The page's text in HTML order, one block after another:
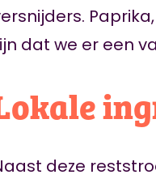
dat we er een
deze